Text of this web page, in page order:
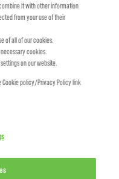
it with other information
from your use of their
of all of our cookies.
cookies.
on our website.
Cookie policy/Privacy Policy link